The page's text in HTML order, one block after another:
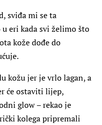
sviđa mi se ta
eri kada svi želimo što
kože dođe do
kožu jer je vrlo lagan, a
će ostaviti lijep,
glow – rekao je
kolega pripremali